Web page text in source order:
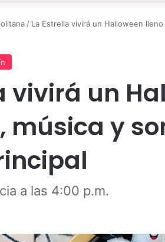
/ La Estrella vivirá un Halloween
vivirá un
música y
a las 4:00 p.m.